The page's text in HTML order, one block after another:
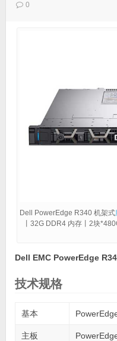
0
Dell PowerEdge R340 机架式
丨32G DDR4 内存丨2块
Dell EMC PowerEdge
技术规格
基本
主板